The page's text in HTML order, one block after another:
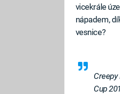
vicekrále
nápadem,
vesnice?
Cup